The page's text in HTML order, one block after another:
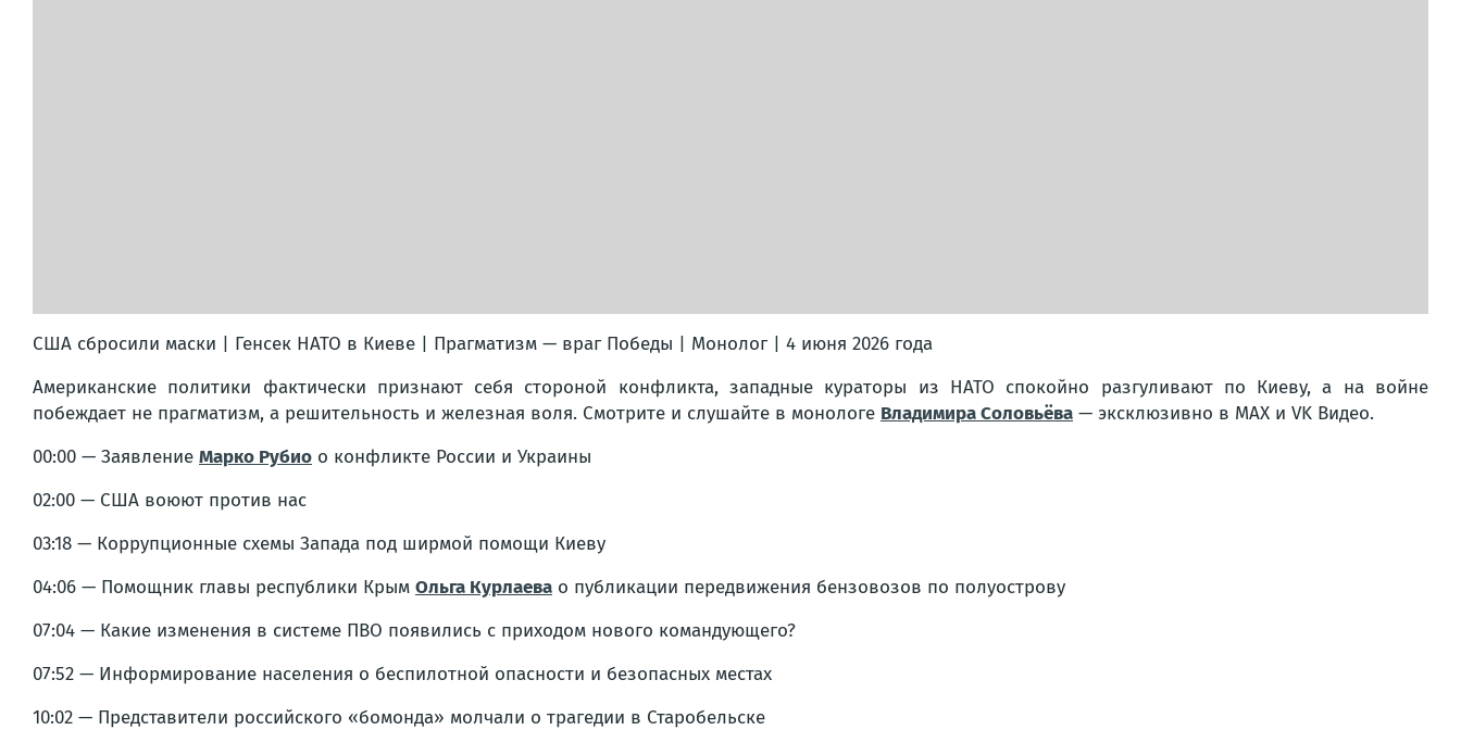
США сбросили маски | Генсек НАТО в Киеве | Прагматизм — враг Победы | Монолог | 4 июня 2026 года
Американские политики фактически признают себя стороной конфликта, западные кураторы из НАТО спокойно разгуливают по Киеву, а на войне
побеждает не прагматизм, а решительность и железная воля. Смотрите и слушайте в монологе Владимира Соловьёва — эксклюзивно в MAX и VK Видео.
00:00 — Заявление Марко Рубио о конфликте России и Украины
02:00 — США воюют против нас
03:18 — Коррупционные схемы Запада под ширмой помощи Киеву
04:06 — Помощник главы республики Крым Ольга Курлаева о публикации передвижения бензовозов по полуострову
07:04 — Какие изменения в системе ПВО появились с приходом нового командующего?
07:52 — Информирование населения о беспилотной опасности и безопасных местах
10:02 — Представители российского «бомонда» молчали о трагедии в Старобельске